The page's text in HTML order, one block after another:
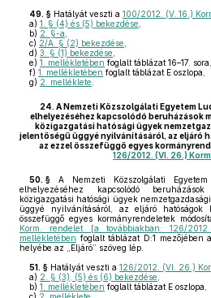
49. § Hatályát veszti a 100/2012. (V. 16.)
a) 1. § (4) és (5) bekezdése
b) 2. §-a
c) 2/A. § (2) bekezdése
d) 3. § (1) bekezdése
e) 1. mellékletében foglalt táblázat 16–17. sora,
f) 1. mellékletében foglalt táblázat E oszlopa,
g) 2. melléklete
24. A Nemzeti Közszolgálati Egyetem
elhelyezéséhez kapcsolódó beruházások
közigazgatási hatósági ügyek
jelentőségű üggyé nyilvánításáról, az eljáró
az ezzel összefüggő egyes
126/2012. (VI. 26.)
50. § A Nemzeti Közszolgálati
elhelyezéséhez kapcsolódó
közigazgatási hatósági ügyek
üggyé nyilvánításáról, az eljáró hatóságok
összefüggő egyes kormányrendeletek
Korm. rendelet [a továbbiakban: 126/
mellékletében foglalt táblázat D:1 mezőjében
helyébe az „Eljáró” szöveg lép.
51. § Hatályát veszti a 126/2012. (VI. 26.)
a) 2. § (3), (5) és (6) bekezdése
b) 1. mellékletében foglalt táblázat E oszlopa,